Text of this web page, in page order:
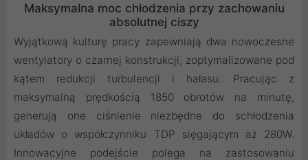
Maksymalna moc chłodzenia przy zachowaniu
absolutnej ciszy
Wyjątkową kulturę pracy zapewniają dwa nowoczesne
wentylatory o czarnej konstrukcji, zoptymalizowane pod
kątem redukcji turbulencji i hałasu. Pracując z
maksymalną prędkością 1850 obrotów na minutę,
generują one ciśnienie niezbędne do schłodzenia
układów o współczynniku TDP sięgającym aż 280W.
Innowacyjne podejście polega na zastosowaniu